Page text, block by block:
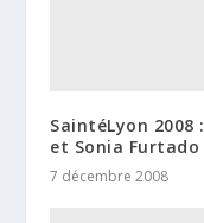
SaintéLyon
et Sonia Furtado
7 décembre 2008